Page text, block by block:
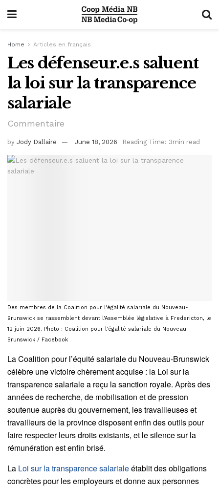
Home Articles en français
Les défenseur.e.s saluent
la loi sur la transparence
salariale
Commentaire
by Jody Dallaire June 18, 2026 Reading Time: 3min read
Des membres de la Coalition pour l'égalité salariale du Nouveau-
Brunswick se rassemblent devant l'Assemblée législative à Fredericton, le
12 juin 2026. Photo : Coalition pour l'égalité salariale du Nouveau-
Brunswick / Facebook
La Coalition pour l’équité salariale du Nouveau-Brunswick
célèbre une victoire chèrement acquise : la Loi sur la
transparence salariale a reçu la sanction royale. Après des
années de recherche, de mobilisation et de pression
soutenue auprès du gouvernement, les travailleuses et
travailleurs de la province disposent enfin des outils pour
faire respecter leurs droits existants, et le silence sur la
rémunération est enfin brisé.
La Loi sur la transparence salarialeétablit des obligations
concrètes pour les employeurs et donne aux personnes